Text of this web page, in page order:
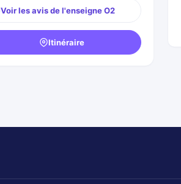
Voir les avis de l'enseigne O2
Itinéraire